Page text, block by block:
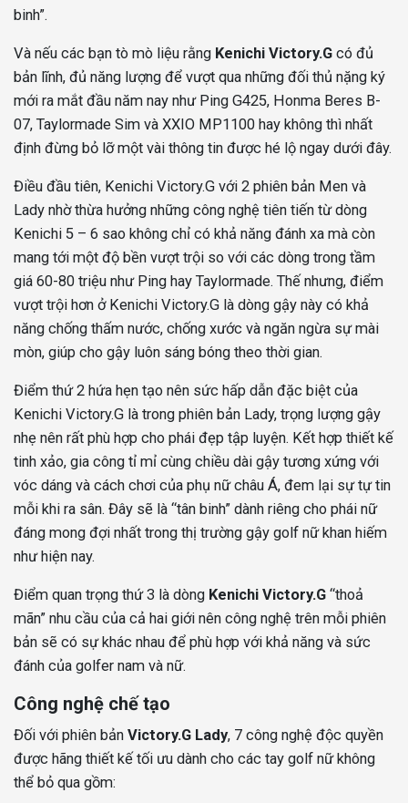
binh”.
Và nếu các bạn tò mò liệu rằng Kenichi Victory.G có đủ
bản lĩnh, đủ năng lượng để vượt qua những đối thủ nặng ký
mới ra mắt đầu năm nay như Ping G425, Honma Beres B-
07, Taylormade Sim và XXIO MP1100 hay không thì nhất
định đừng bỏ lỡ một vài thông tin được hé lộ ngay dưới đây.
Điều đầu tiên, Kenichi Victory.G với 2 phiên bản Men và
Lady nhờ thừa hưởng những công nghệ tiên tiến từ dòng
Kenichi 5 – 6 sao không chỉ có khả năng đánh xa mà còn
mang tới một độ bền vượt trội so với các dòng trong tầm
giá 60-80 triệu như Ping hay Taylormade. Thế nhưng, điểm
vượt trội hơn ở Kenichi Victory.G là dòng gậy này có khả
năng chống thấm nước, chống xước và ngăn ngừa sự mài
mòn, giúp cho gậy luôn sáng bóng theo thời gian.
Điểm thứ 2 hứa hẹn tạo nên sức hấp dẫn đặc biệt của
Kenichi Victory.G là trong phiên bản Lady, trọng lượng gậy
nhẹ nên rất phù hợp cho phái đẹp tập luyện. Kết hợp thiết kế
tinh xảo, gia công tỉ mỉ cùng chiều dài gậy tương xứng với
vóc dáng và cách chơi của phụ nữ châu Á, đem lại sự tự tin
mỗi khi ra sân. Đây sẽ là “tân binh” dành riêng cho phái nữ
đáng mong đợi nhất trong thị trường gậy golf nữ khan hiếm
như hiện nay.
Điểm quan trọng thứ 3 là dòng Kenichi Victory.G “thoả
mãn” nhu cầu của cả hai giới nên công nghệ trên mỗi phiên
bản sẽ có sự khác nhau để phù hợp với khả năng và sức
đánh của golfer nam và nữ.
Công nghệ chế tạo
Đối với phiên bản Victory.G Lady, 7 công nghệ độc quyền
được hãng thiết kế tối ưu dành cho các tay golf nữ không
thể bỏ qua gồm: